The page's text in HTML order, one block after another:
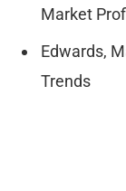
Market
Edwards,
Trends